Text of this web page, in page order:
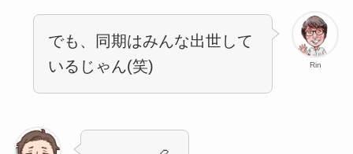
Rin
でも、同期はみんな出世して
いるじゃん(笑)